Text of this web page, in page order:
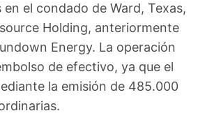
el condado de Ward, Texas,
Holding, anteriormente
Energy. La operación
de efectivo, ya que el
la emisión de 485.000